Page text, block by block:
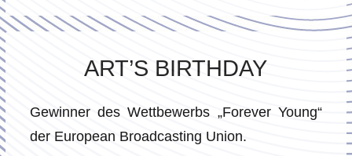
ART’S BIRTHDAY
Gewinner des Wettbewerbs „Forever Young“
der European Broadcasting Union.